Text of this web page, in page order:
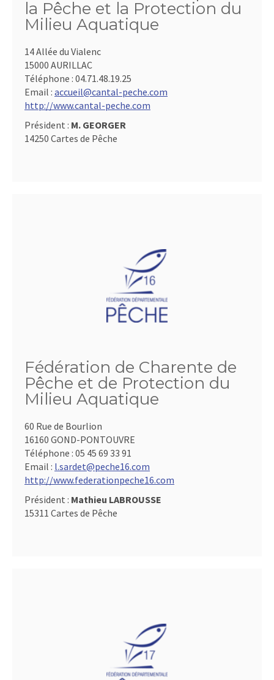
la Pêche et la Protection du
Milieu Aquatique
14 Allée du Vialenc
15000 AURILLAC
Téléphone : 04.71.48.19.25
Email : accueil@cantal-peche.com
http://www.cantal-peche.com
Président : M. GEORGER
14250 Cartes de Pêche
Fédération de Charente de
Pêche et de Protection du
Milieu Aquatique
60 Rue de Bourlion
16160 GOND-PONTOUVRE
Téléphone : 05 45 69 33 91
Email : l.sardet@peche16.com
http://www.federationpeche16.com
Président : Mathieu LABROUSSE
15311 Cartes de Pêche